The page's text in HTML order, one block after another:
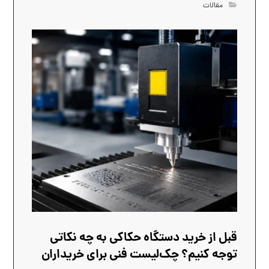
مقالات
قبل از خرید دستگاه حکاکی به چه نکاتی
توجه کنیم؟ چک‌لیست فنی برای خریداران